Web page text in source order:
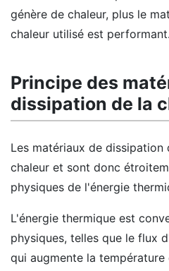
génère de chaleur, plus le
chaleur utilisé est performant.
Principe des
dissipation de la
Les matériaux de dissipation
chaleur et sont donc
physiques de l'énergie
L'énergie thermique est
physiques, telles que le flux
qui augmente la température